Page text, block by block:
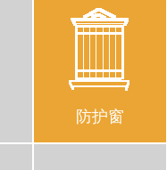
防护窗